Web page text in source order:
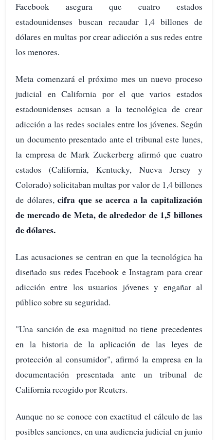
Facebook asegura que cuatro estados
estadounidenses buscan recaudar 1,4 billones de
dólares en multas por crear adicción a sus redes entre
los menores.
Meta comenzará el próximo mes un nuevo proceso
judicial en California por el que varios estados
estadounidenses acusan a la tecnológica de crear
adicción a las redes sociales entre los jóvenes. Según
un documento presentado ante el tribunal este lunes,
la empresa de Mark Zuckerberg afirmó que cuatro
estados (California, Kentucky, Nueva Jersey y
Colorado) solicitaban multas por valor de 1,4 billones
de dólares,cifra que se acerca a la capitalización
de mercado de Meta, de alrededor de 1,5 billones
de dólares.
Las acusaciones se centran en que la tecnológica ha
diseñado sus redes Facebook e Instagram para crear
adicción entre los usuarios jóvenes y engañar al
público sobre su seguridad.
"Una sanción de esa magnitud no tiene precedentes
en la historia de la aplicación de las leyes de
protección al consumidor", afirmó la empresa en la
documentación presentada ante un tribunal de
California recogido por Reuters.
Aunque no se conoce con exactitud el cálculo de las
posibles sanciones, en una audiencia judicial en junio